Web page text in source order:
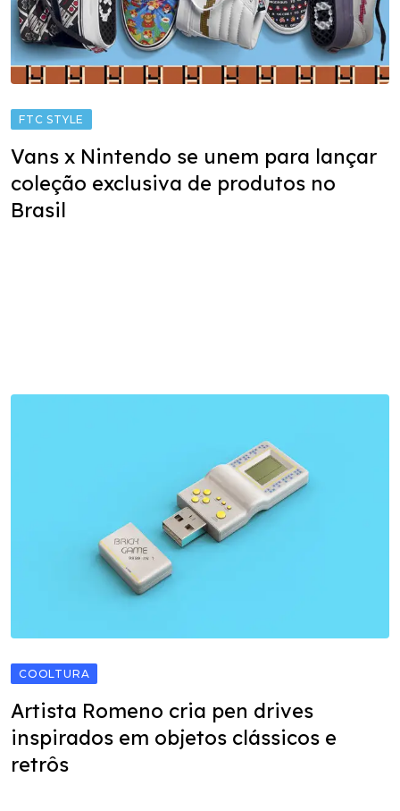
FTC STYLE
Vans x Nintendo se unem para lançar
coleção exclusiva de produtos no
Brasil
COOLTURA
Artista Romeno cria pen drives
inspirados em objetos clássicos e
retrôs